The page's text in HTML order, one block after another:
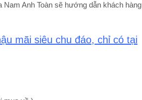
Anh Toàn sẽ hướng dẫn khách hàng
mãi siêu chu đáo, chỉ có tại